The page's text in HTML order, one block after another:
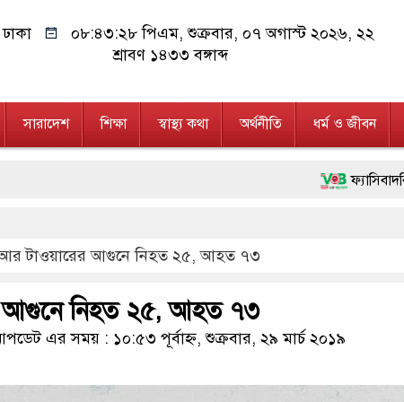
ঢাকা ০৮:৪৩:২৯ পিএম, শুক্রবার, ০৭ অগাস্ট ২০২৬, ২২
শ্রাবণ ১৪৩৩ বঙ্গাব্দ
সারাদেশ শিক্ষা স্বাস্থ্য কথা অর্থনীতি ধর্ম ও জীবন
ফ্যাসিবাদবিরোধী
জনগণ পরিবর্তন
২৮ লাখ টাকার জাল
নেতৃত্ব ও গণতন্ত্রের
অবৈধ বিদেশি পিস্তল,
টাওয়ারের আগুনে নিহত ২৫, আহত ৭৩
আগুনে নিহত ২৫, আহত ৭৩
এর সময় : ১০:৫৩ পূর্বাহ্ন, শুক্রবার, ২৯ মার্চ ২০১৯